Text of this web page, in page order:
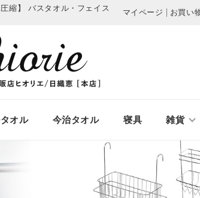
縮】 バスタオル・フェイス
マイページ お買い
オル 今治タオル 寝具 雑貨